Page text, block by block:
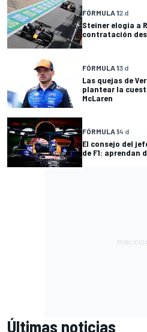
FÓRMULA 12 d
Steiner elogia a
contratación
FÓRMULA 13 d
Las quejas de
plantear la
McLaren
FÓRMULA 14 d
El consejo del
de F1: aprendan
Últimas noticias